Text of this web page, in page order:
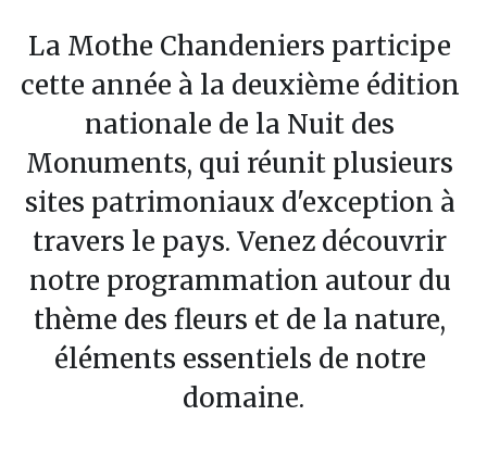
La Mothe Chandeniers participe
cette année à la deuxième édition
nationale de la Nuit des
Monuments, qui réunit plusieurs
sites patrimoniaux d'exception à
travers le pays. Venez découvrir
notre programmation autour du
thème des fleurs et de la nature,
éléments essentiels de notre
domaine.
Visites libres